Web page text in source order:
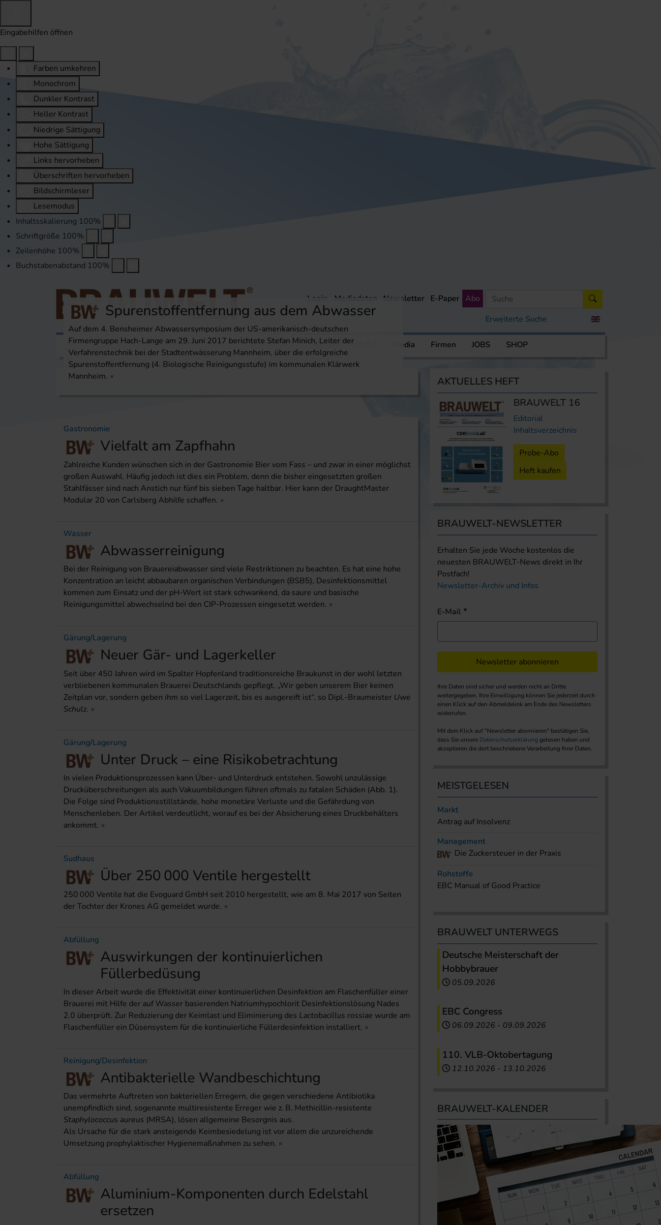
Eingabehilfen öffnen
Farben umkehren
Monochrom
Dunkler Kontrast
Heller Kontrast
Niedrige Sättigung
Hohe Sättigung
Links hervorheben
Überschriften hervorheben
Bildschirmleser
Lesemodus
Inhaltsskalierung 100%
Schriftgröße 100%
Zeilenhöhe 100%
Buchstabenabstand 100%
Erweiterte Suche
Login Mediadaten Newsletter E-Paper Abo
Themen Veranstaltungen Karriere Mediathek Dossier Media Firmen JOBS SHOP
Startseite Themen
Spurenstoffentfernung aus dem Abwasser
Auf dem 4. Bensheimer Abwassersymposium der US-amerikanisch-deutschen
Firmengruppe Hach-Lange am 29. Juni 2017 berichtete Stefan Minich, Leiter der
Verfahrenstechnik bei der Stadtentwässerung Mannheim, über die erfolgreiche
Spurenstoffentfernung (4. Biologische Reinigungsstufe) im kommunalen Klärwerk
Mannheim.
Gastronomie
Vielfalt am Zapfhahn
Zahlreiche Kunden wünschen sich in der Gastronomie Bier vom Fass – und zwar in einer möglichst
großen Auswahl. Häufig jedoch ist dies ein Problem, denn die bisher eingesetzten großen
Stahlfässer sind nach Anstich nur fünf bis sieben Tage haltbar. Hier kann der DraughtMaster
Modular 20 von Carlsberg Abhilfe schaffen.
Wasser
Abwasserreinigung
Bei der Reinigung von Brauereiabwasser sind viele Restriktionen zu beachten. Es hat eine hohe
Konzentration an leicht abbaubaren organischen Verbindungen (BSB5), Desinfektionsmittel
kommen zum Einsatz und der pH-Wert ist stark schwankend, da saure und basische
Reinigungsmittel abwechselnd bei den CIP-Prozessen eingesetzt werden.
Gärung/Lagerung
Neuer Gär- und Lagerkeller
Seit über 450 Jahren wird im Spalter Hopfenland traditionsreiche Braukunst in der wohl letzten
verbliebenen kommunalen Brauerei Deutschlands gepflegt. „Wir geben unserem Bier keinen
Zeitplan vor, sondern geben ihm so viel Lagerzeit, bis es ausgereift ist“, so Dipl.-Braumeister Uwe
Schulz.
Gärung/Lagerung
Unter Druck – eine Risikobetrachtung
In vielen Produktionsprozessen kann Über- und Unterdruck entstehen. Sowohl unzulässige
Drucküberschrei­tungen als auch Vakuumbildungen führen oftmals zu fatalen Schäden (Abb. 1).
Die Folge sind Produktionsstillstände, hohe monetäre Verluste und die Gefährdung von
Menschenleben. Der Artikel verdeutlicht, worauf es bei der Absicherung eines Druck­behälters
ankommt.
Sudhaus
Über 250 000 Ventile hergestellt
250 000 Ventile hat die Evoguard GmbH seit 2010 hergestellt, wie am 8. Mai 2017 von Seiten
der Tochter der Krones AG gemeldet wurde.
Abfüllung
Auswirkungen der kontinuierlichen
Füllerbedüsung
In dieser Arbeit wurde die Effektivität einer kontinuierlichen Desinfektion am Flaschenfüller einer
Brauerei mit Hilfe der auf Wasser basierenden Natriumhypochlorit Desinfektionslösung Nades
2.0 überprüft. Zur Reduzierung der Keimlast und Eliminierung des Lactobacillus rossiae wurde am
Flaschenfüller ein Düsensystem für die kontinuierliche Füllerdesinfektion installiert.
Reinigung/Desinfektion
Antibakterielle Wandbeschichtung
Das vermehrte Auftreten von bakteriellen Erregern, die gegen verschiedene Antibiotika
unempfindlich sind, sogenannte multiresistente Erreger wie z. B. Methicillin-resistente
Staphylococcus aureus (MRSA), lösen allgemeine Besorgnis aus.
Als Ursache für die stark ansteigende Keimbesiedelung ist vor allem die unzureichende
Umsetzung prophylaktischer Hygienemaßnahmen zu sehen.
Abfüllung
Aluminium-Komponenten durch Edelstahl
ersetzen
AKTUELLES HEFT
BRAUWELT 16
Editorial
Inhaltsverzeichnis
Probe-Abo
Heft kaufen
BRAUWELT-NEWSLETTER
Erhalten Sie jede Woche kostenlos die
neuesten BRAUWELT-News direkt in Ihr
Postfach!
Newsletter-Archiv und Infos
E-Mail
Newsletter abonnieren
Ihre Daten sind sicher und werden nicht an Dritte
weitergegeben. Ihre Einwilligung können Sie jederzeit durch
einen Klick auf den Abmeldelink am Ende des Newsletters
widerrufen.
Mit dem Klick auf "Newsletter abonnieren" bestätigen Sie,
dass Sie unsere Datenschutzerklärung gelesen haben und
akzeptieren die dort beschriebene Verarbeitung Ihrer Daten.
MEISTGELESEN
Markt
Antrag auf Insolvenz
Management
Die Zuckersteuer in der Praxis
Rohstoffe
EBC Manual of Good Practice
BRAUWELT UNTERWEGS
Deutsche Meisterschaft der
Hobbybrauer
05.09.2026
EBC Congress
06.09.2026 - 09.09.2026
110. VLB-Oktobertagung
12.10.2026 - 13.10.2026
BRAUWELT-KALENDER